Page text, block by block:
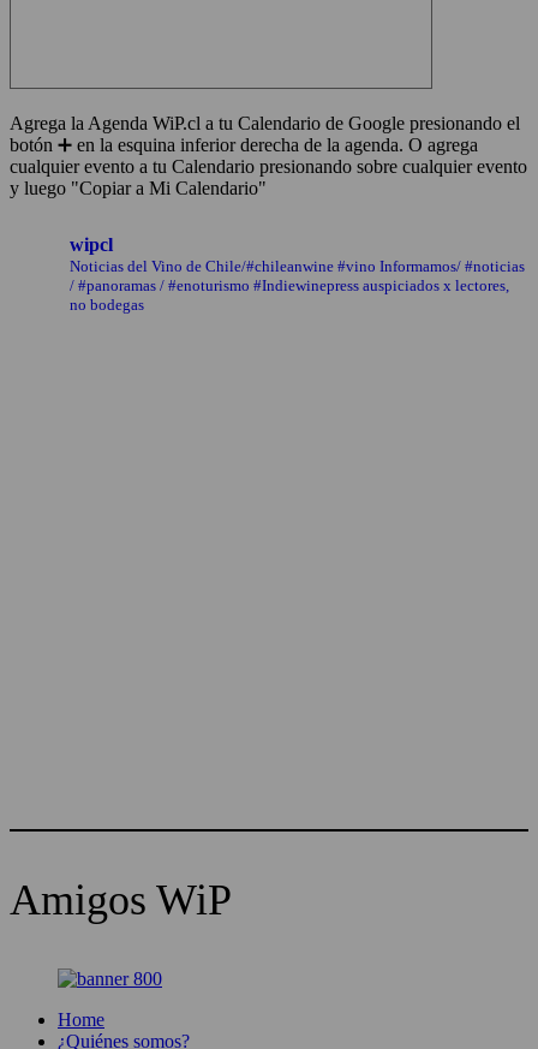
Agrega la Agenda WiP.cl a tu Calendario de Google presionando el
botón ➕ en la esquina inferior derecha de la agenda. O agrega
cualquier evento a tu Calendario presionando sobre cualquier evento
y luego "Copiar a Mi Calendario"
wipcl
Noticias del Vino de Chile/#chileanwine #vino Informamos/ #noticias
/ #panoramas / #enoturismo #Indiewinepress auspiciados x lectores,
no bodegas
Amigos WiP
Home
¿Quiénes somos?